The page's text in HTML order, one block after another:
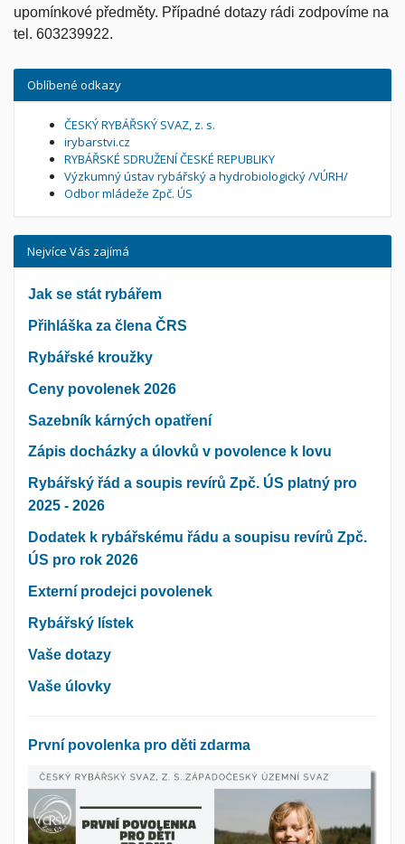
upomínkové předměty. Případné dotazy rádi zodpovíme na
tel. 603239922.
Oblíbené odkazy
ČESKÝ RYBÁŘSKÝ SVAZ, z. s.
irybarstvi.cz
RYBÁŘSKÉ SDRUŽENÍ ČESKÉ REPUBLIKY
Výzkumný ústav rybářský a hydrobiologický /VÚRH/
Odbor mládeže Zpč. ÚS
Nejvíce Vás zajímá
Jak se stát rybářem
Přihláška za člena ČRS
Rybářské kroužky
Ceny povolenek 2026
Sazebník kárných opatření
Zápis docházky a úlovků v povolence k lovu
Rybářský řád a soupis revírů Zpč. ÚS platný pro
2025 - 2026
Dodatek k rybářskému řádu a soupisu revírů Zpč.
ÚS pro rok 2026
Externí prodejci povolenek
Rybářský lístek
Vaše dotazy
Vaše úlovky
První povolenka pro děti zdarma